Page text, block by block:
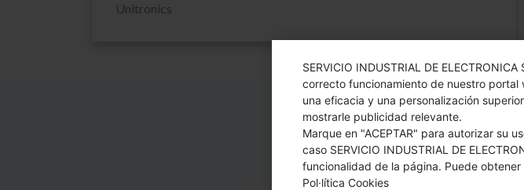
Unitronics
DÉJANOS TUS
SERVICIO INDUSTRIAL DE
correcto funcionamiento de nuestro
una eficacia y una personalización
mostrarle publicidad relevante.
Marque en "ACEPTAR" para autorizar su
caso SERVICIO INDUSTRIAL DE
funcionalidad de la página. Puede
Pol·lítica Cookies